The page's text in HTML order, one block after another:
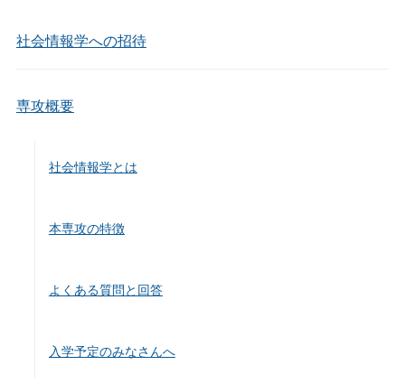
社会情報学への招待
専攻概要
社会情報学とは
本専攻の特徴
よくある質問と回答
入学予定のみなさんへ